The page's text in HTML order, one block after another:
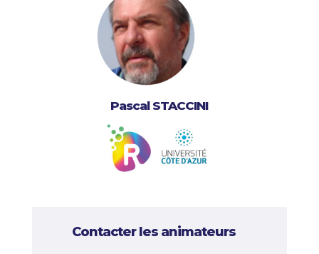
Pascal STACCINI
Contacter les animateurs